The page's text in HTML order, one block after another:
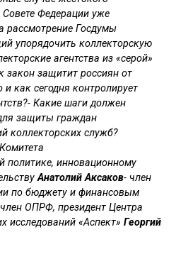
Федерации уже
рассмотрение Госдумы
упорядочить коллекторскую
агентства из «серой»
закон защитит россиян от
как сегодня контролирует
Какие шаги должен
защиты граждан
коллекторских служб?
политике, инновационному
Анатолий Аксаков- член
по бюджету и финансовым
ОПРФ, президент Центра
исследований «Аспект» Георгий